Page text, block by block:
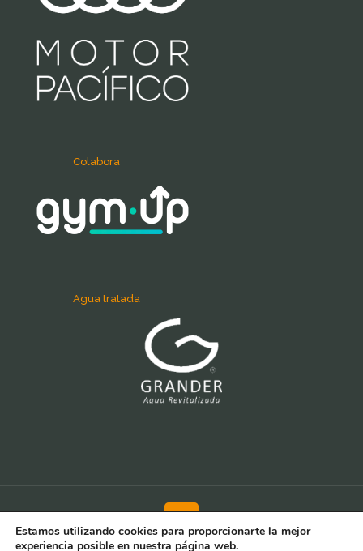
Colabora
Agua tratada
Estamos utilizando cookies para proporcionarte la mejor
experiencia posible en nuestra página web.